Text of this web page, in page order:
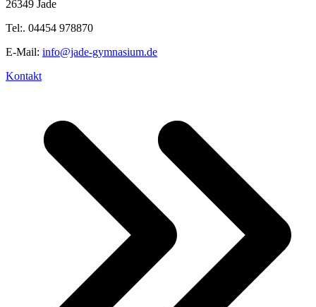
26349 Jade
Tel:. 04454 978870
E-Mail: info@jade-gymnasium.de
Kontakt